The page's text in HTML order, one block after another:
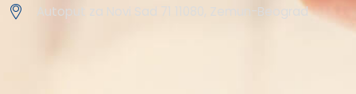
Autoput za Novi Sad 71 11080, Zemun-Beograd